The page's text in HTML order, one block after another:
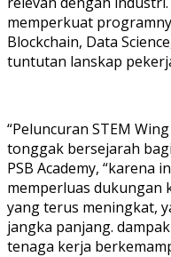
memperkuat
Blockchain, Data
tuntutan lanskap
“Peluncuran STEM
tonggak bersejarah
PSB Academy, “karena
memperluas dukungan
yang terus meningkat,
jangka panjang.
tenaga kerja